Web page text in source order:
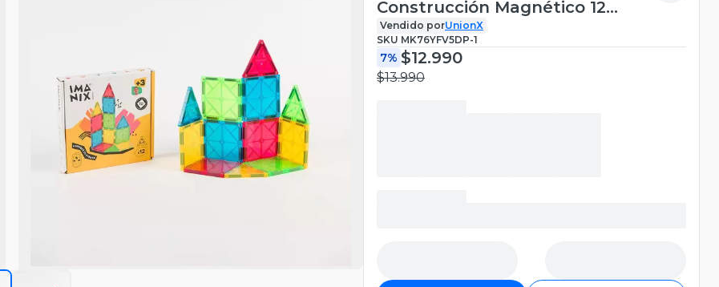
Construcción Magnético 12
piezas
Vendido porUnionX
SKU MK76YFV5DP-1
7% $12.990
$13.990